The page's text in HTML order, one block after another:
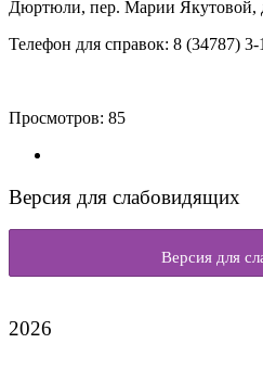
Дюртюли, пер. Марии Якутовой,
Телефон для справок: 8 (34787)
Просмотров: 85
Версия для слабовидящих
Версия для
2026